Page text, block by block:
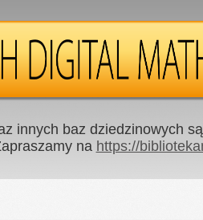
innych baz dziedzinowych
na https://